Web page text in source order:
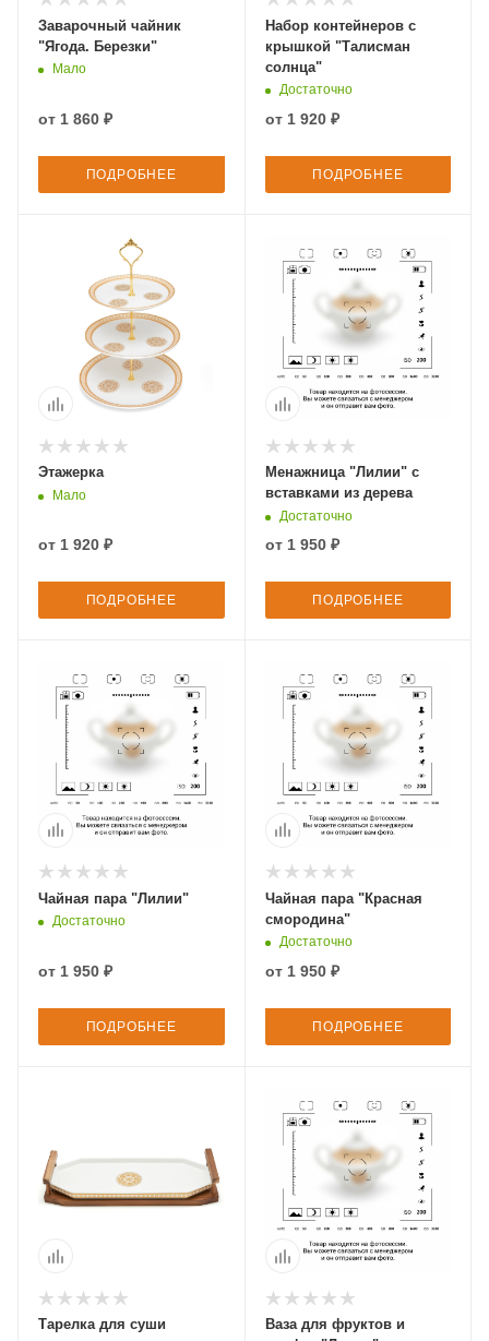
Заварочный чайник
"Ягода. Березки"
Мало
от 1 860 ₽
ПОДРОБНЕЕ
Набор контейнеров с
крышкой "Талисман
солнца"
Достаточно
от 1 920 ₽
ПОДРОБНЕЕ
Этажерка
Мало
от 1 920 ₽
ПОДРОБНЕЕ
Менажница "Лилии" с
вставками из дерева
Достаточно
от 1 950 ₽
ПОДРОБНЕЕ
Чайная пара "Лилии"
Достаточно
от 1 950 ₽
ПОДРОБНЕЕ
Чайная пара "Красная
смородина"
Достаточно
от 1 950 ₽
ПОДРОБНЕЕ
Тарелка для суши
Ваза для фруктов и